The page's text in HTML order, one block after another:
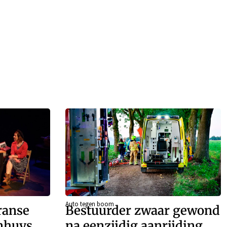
Auto tegen boom
Bestuurder zwaar gewond